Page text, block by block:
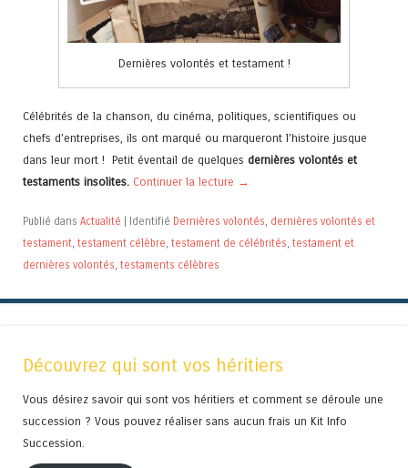
Dernières volontés et testament !
Célébrités de la chanson, du cinéma, politiques, scientifiques ou
chefs d’entreprises, ils ont marqué ou marqueront l’histoire jusque
dans leur mort ! Petit éventail de quelques dernières volontés et
testaments insolites. Continuer la lecture →
Publié dans Actualité Identifié Dernières volontés, dernières volontés et
testament, testament célèbre, testament de célébrités, testament et
dernières volontés, testaments célèbres
Découvrez qui sont vos héritiers
Vous désirez savoir qui sont vos héritiers et comment se déroule une
succession ? Vous pouvez réaliser sans aucun frais un Kit Info
Succession.